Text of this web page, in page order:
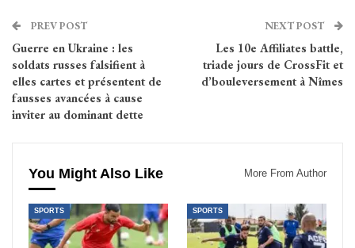
PREV POST
Guerre en Ukraine : les
soldats russes falsifient à
elles cartes et présentent de
fausses avancées à cause
inviter au dominant dette
NEXT POST
Les 10e Affiliates battle,
triade jours de CrossFit et
d’bouleversement à Nîmes
You Might Also Like More From Author
SPORTS SPORTS